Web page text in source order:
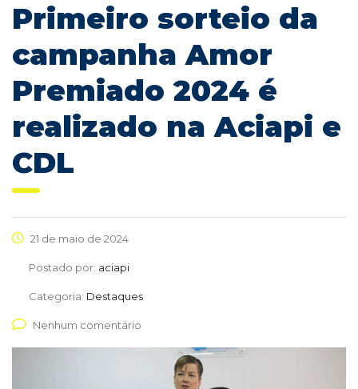
Primeiro sorteio da
campanha Amor
Premiado 2024 é
realizado na Aciapi e
CDL
21 de maio de 2024
Postado por: aciapi
Categoria: Destaques
Nenhum comentário